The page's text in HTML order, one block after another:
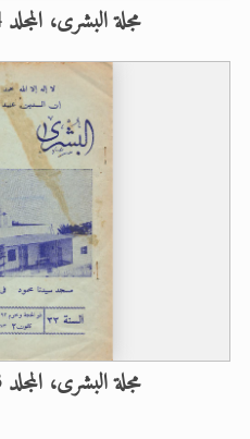
مجلة البشرى، المجلد 34، سنة 1977م
مجلة البشرى، المجلد 33، سنة 1973م